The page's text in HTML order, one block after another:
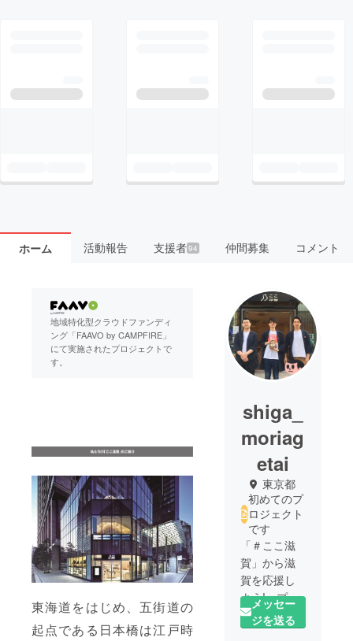
ホーム 活動報告 支援者94 仲間募集 コメント
地域特化型クラウドファンディ
ング「FAAVO by CAMPFIRE」
にて実施されたプロジェクトで
す。
東海道をはじめ、五街道の
起点である日本橋は江戸時
shiga_
moriag
etai
東京都
初めてのプ
ロジェクト
です
「＃ここ滋
賀」から滋
賀を応援し
よう!」プロ
ジェクト
は、私たち
メッセー
ジを送る